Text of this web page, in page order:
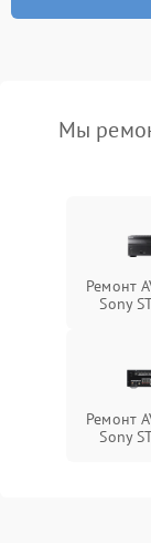
Мы
Ремонт
Sony
Ремонт
Sony